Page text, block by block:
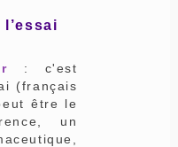
: c'est
(français
être le
un